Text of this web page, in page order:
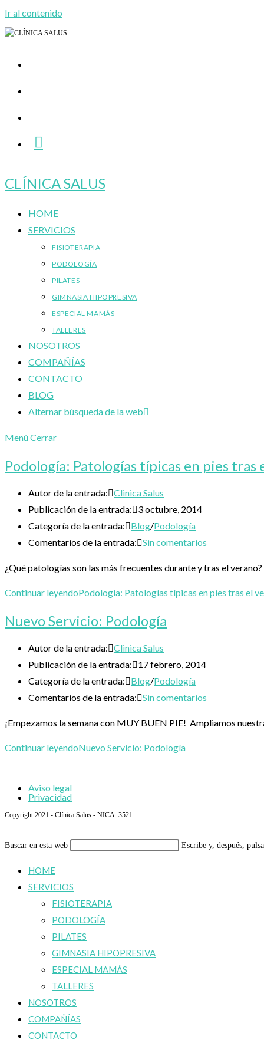
Ir al contenido
CLÍNICA SALUS
HOME
SERVICIOS
FISIOTERAPIA
PODOLOGÍA
PILATES
GIMNASIA HIPOPRESIVA
ESPECIAL MAMÁS
TALLERES
NOSOTROS
COMPAÑÍAS
CONTACTO
BLOG
Alternar búsqueda de la web
MenúCerrar
Podología: Patologías típicas en pies tras
Autor de la entrada: Clinica Salus
Publicación de la entrada:
3 octubre, 2014
Categoría de la entrada:
Blog/Podología
Comentarios de la entrada: Sin comentarios
¿Qué patologías son las más frecuentes durante y tras el
Continuar leyendoPodología: Patologías típicas en pies tras el
Nuevo Servicio: Podología
Autor de la entrada: Clinica Salus
Publicación de la entrada:
17 febrero, 2014
Categoría de la entrada:
Blog/Podología
Comentarios de la entrada: Sin comentarios
¡Empezamos la semana con MUY BUEN PIE! Ampliamos
Continuar leyendoNuevo Servicio: Podología
Aviso legal
Privacidad
Copyright 2021 - Clínica Salus - NICA: 3521
Buscar en esta web Escribe y, después,
HOME
SERVICIOS
FISIOTERAPIA
PODOLOGÍA
PILATES
GIMNASIA HIPOPRESIVA
ESPECIAL MAMÁS
TALLERES
NOSOTROS
COMPAÑÍAS
CONTACTO